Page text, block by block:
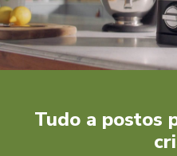
Tudo a postos